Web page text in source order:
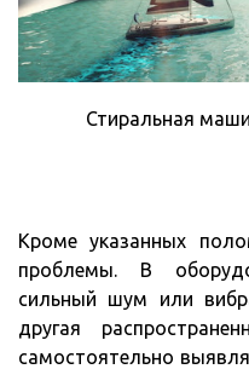
Стиральная
Кроме указанных
проблемы. В
сильный шум или
другая
самостоятельно